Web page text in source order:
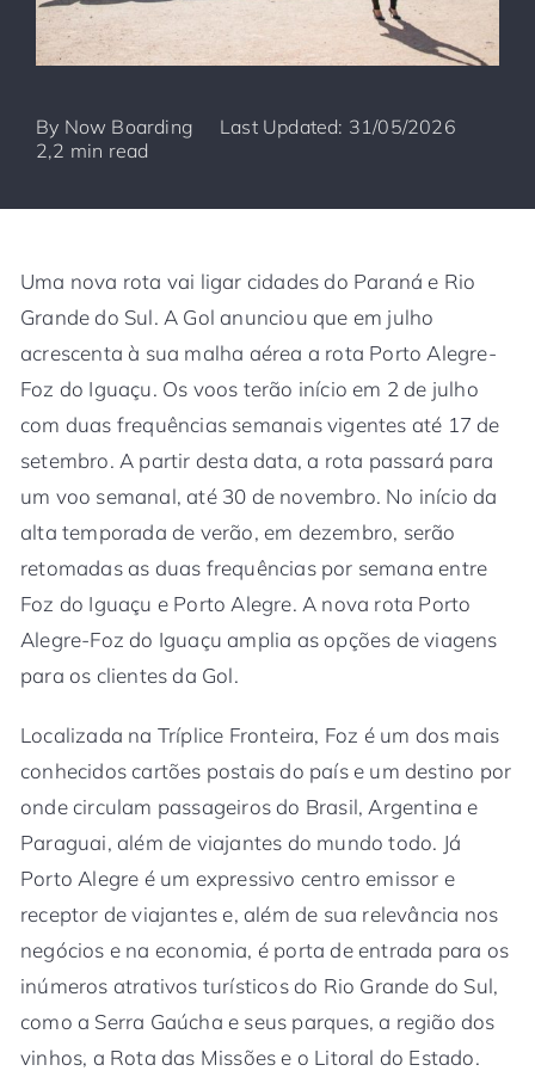
By Now Boarding
Last Updated: 31/05/2026
2,2 min read
Uma nova rota vai ligar cidades do Paraná e Rio
Grande do Sul. A Gol anunciou que em julho
acrescenta à sua malha aérea a rota Porto Alegre-
Foz do Iguaçu. Os voos terão início em 2 de julho
com duas frequências semanais vigentes até 17 de
setembro. A partir desta data, a rota passará para
um voo semanal, até 30 de novembro. No início da
alta temporada de verão, em dezembro, serão
retomadas as duas frequências por semana entre
Foz do Iguaçu e Porto Alegre. A nova rota Porto
Alegre-Foz do Iguaçu amplia as opções de viagens
para os clientes da Gol.
Localizada na Tríplice Fronteira, Foz é um dos mais
conhecidos cartões postais do país e um destino por
onde circulam passageiros do Brasil, Argentina e
Paraguai, além de viajantes do mundo todo. Já
Porto Alegre é um expressivo centro emissor e
receptor de viajantes e, além de sua relevância nos
negócios e na economia, é porta de entrada para os
inúmeros atrativos turísticos do Rio Grande do Sul,
como a Serra Gaúcha e seus parques, a região dos
vinhos, a Rota das Missões e o Litoral do Estado.